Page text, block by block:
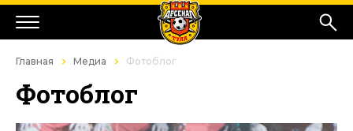
Главная Медиа Фотоблог
Фотоблог